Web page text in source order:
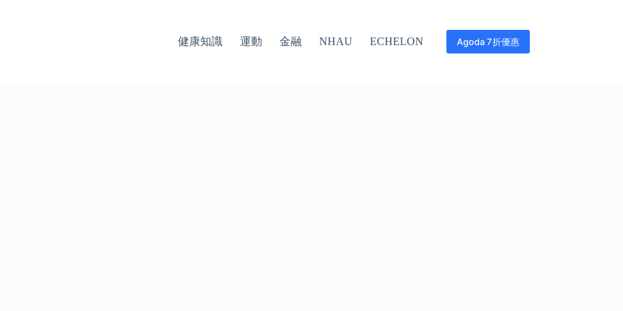
健康知識 運動 金融 NHAU ECHELON Agoda 7折優惠